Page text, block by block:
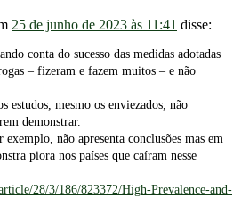
25 de junho de 2023 às 11:41 disse:
conta do sucesso das medidas adotadas
– fizeram e fazem muitos – e não
estudos, mesmo os enviezados, não
demonstrar.
exemplo, não apresenta conclusões mas em
piora nos países que caíram nesse
28/3/186/823372/High-Prevalence-and-